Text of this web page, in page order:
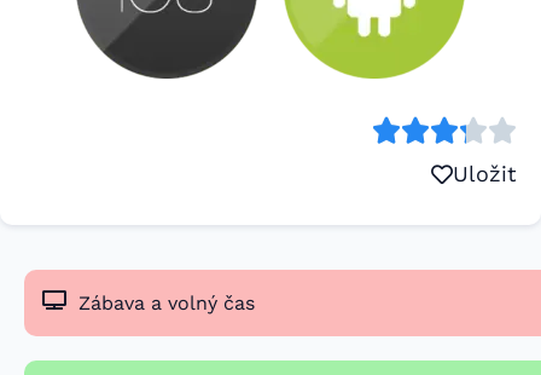
Uložit
Zábava a volný čas